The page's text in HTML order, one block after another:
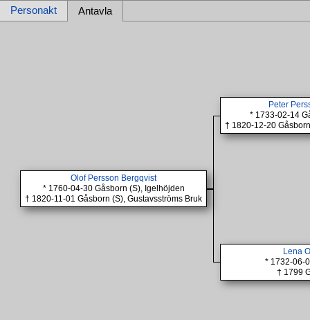
Personakt Antavla
Olof Persson Bergqvist
* 1760-04-30 Gåsborn (S), Igelhöjden
† 1820-11-01 Gåsborn (S), Gustavsströms Bruk
Peter
* 1733-02-14
† 1820-12-20
Lena
* 1732-06-
† 1799